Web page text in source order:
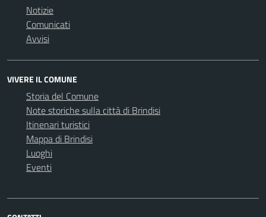
Notizie
Comunicati
Avvisi
VIVERE IL COMUNE
Storia del Comune
Note storiche sulla città di Brindisi
Itinenari turistici
Mappa di Brindisi
Luoghi
Eventi